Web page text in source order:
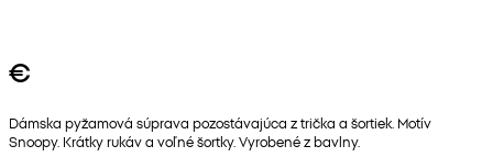
€
Dámska pyžamová súprava pozostávajúca z trička a šortiek. Motív
Snoopy. Krátky rukáv a voľné šortky. Vyrobené z bavlny.